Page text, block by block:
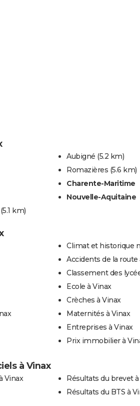
(5.1 km)
Aubigné (5.2 km)
Romazières (5.6 km)
Charente-Maritime
Nouvelle-Aquitaine
Climat et historique
Accidents de la route
Classement des
Ecole à Vinax
Crèches à Vinax
Maternités à Vinax
Entreprises à Vinax
Prix immobilier à
à Vinax
Vinax
Résultats du brevet
Résultats du BTS à